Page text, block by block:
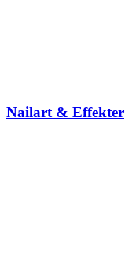
Nailart & Effekter